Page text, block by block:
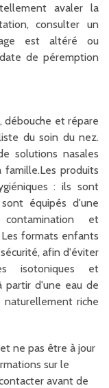
avaler la
consulter un
est altéré ou
de péremption
débouche et répare
du soin du nez.
solutions nasales
produits
: ils sont
équipés d'une
et
formats enfants
afin d'éviter
isotoniques et
partir d'une eau de
riche
ne pas être à jour
sur le
avant de